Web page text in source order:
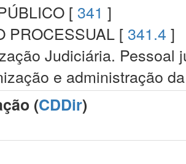
[ 341 ]
PROCESSUAL [ 341.4 ]
Judiciária. Pessoal
e administração
(CDDir)